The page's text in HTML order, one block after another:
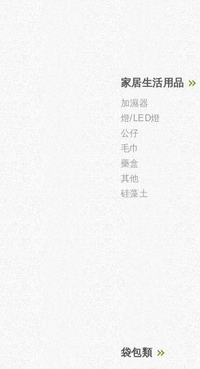
家居生活用品
加濕器
燈/LED燈
公仔
毛巾
藥盒
其他
硅藻土
袋包類